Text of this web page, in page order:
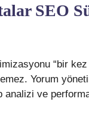
SEO
“bir kez
Yorum
analizi ve